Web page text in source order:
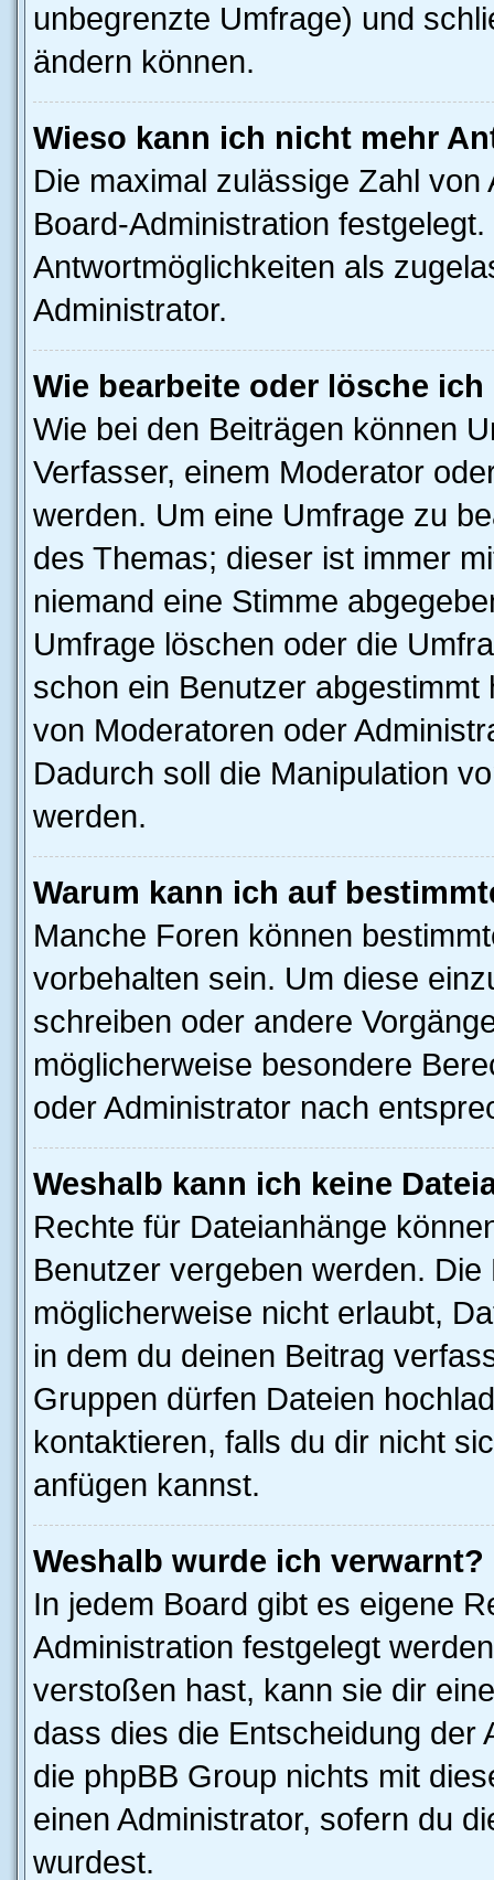
unbegrenzte Umfrage) und
ändern können.
Wieso kann ich nicht mehr
Die maximal zulässige Zahl
Board-Administration
Antwortmöglichkeiten als
Administrator.
Wie bearbeite oder lösche
Wie bei den Beiträgen können
Verfasser, einem Moderator
werden. Um eine Umfrage zu
des Themas; dieser ist immer
niemand eine Stimme
Umfrage löschen oder die
schon ein Benutzer
von Moderatoren oder
Dadurch soll die Manipulation
werden.
Warum kann ich auf
Manche Foren können
vorbehalten sein. Um diese
schreiben oder andere
möglicherweise besondere
oder Administrator nach
Weshalb kann ich keine
Rechte für Dateianhänge
Benutzer vergeben werden.
möglicherweise nicht erlaubt,
in dem du deinen Beitrag
Gruppen dürfen Dateien
kontaktieren, falls du dir nicht
anfügen kannst.
Weshalb wurde ich verwarnt?
In jedem Board gibt es eigene
Administration festgelegt
verstoßen hast, kann sie dir
dass dies die Entscheidung der
die phpBB Group nichts mit
einen Administrator, sofern du
wurdest.